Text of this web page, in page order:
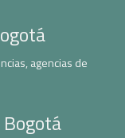
agencias de